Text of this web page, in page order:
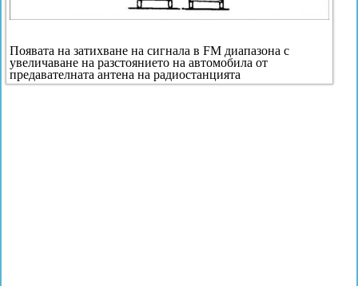
Появата на затихване на сигнала в FM диапазона с
увеличаване на разстоянието на автомобила от
предавателната антена на радиостанцията